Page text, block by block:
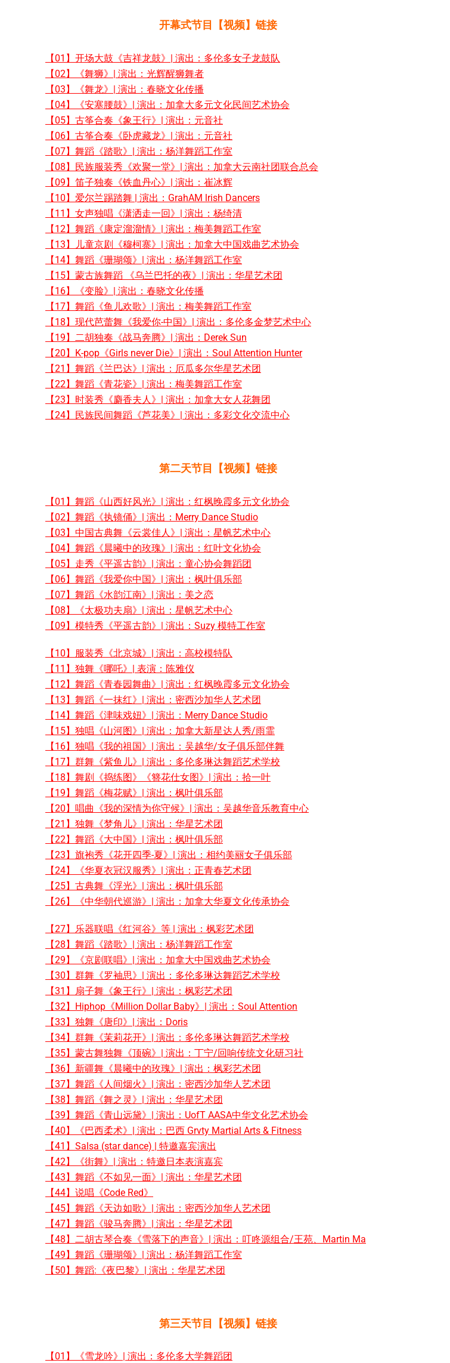
开幕式节目【视频】链接
【01】开场大鼓《吉祥龙鼓》| 演出：多伦多女子龙鼓队
【02】《舞狮》| 演出：光辉醒狮舞者
【03】《舞龙》| 演出：春晓文化传播
【04】《安塞腰鼓》| 演出：加拿大多元文化民间艺术协会
【05】古筝合奏《象王行》| 演出：元音社
【06】古筝合奏《卧虎藏龙》| 演出：元音社
【07】舞蹈《踏歌》| 演出：杨洋舞蹈工作室
【08】民族服装秀《欢聚一堂》| 演出：加拿大云南社团联合总会
【09】笛子独奏《铁血丹心》| 演出：崔冰辉
【10】爱尔兰踢踏舞 | 演出：GrahAM lrish Dancers
【11】女声独唱《潇洒走一回》| 演出：杨绮清
【12】舞蹈《康定溜溜情》| 演出：梅美舞蹈工作室
【13】儿童京剧《穆柯寨》| 演出：加拿大中国戏曲艺术协会
【14】舞蹈《珊瑚颂》| 演出：杨洋舞蹈工作室
【15】蒙古族舞蹈 《乌兰巴托的夜》| 演出：华星艺术团
【16】《变脸》| 演出：春晓文化传播
【17】舞蹈《鱼儿欢歌》| 演出：梅美舞蹈工作室
【18】现代芭蕾舞《我爱你-中国》| 演出：多伦多金梦艺术中心
【19】二胡独奏《战马奔腾》| 演出：Derek Sun
【20】K-pop《Girls never Die》| 演出：Soul Attention Hunter
【21】舞蹈《兰巴达》| 演出：厄瓜多尔华星艺术团
【22】舞蹈《青花瓷》| 演出：梅美舞蹈工作室
【23】时装秀《麝香夫人》| 演出：加拿大女人花舞团
【24】民族民间舞蹈《芦花美》| 演出：多彩文化交流中心
第二天节目【视频】链接
【01】舞蹈《山西好风光》| 演出：红枫晚霞多元文化协会
【02】舞蹈《执镜俑》| 演出：Merry Dance Studio
【03】中国古典舞《云裳佳人》| 演出：星帆艺术中心
【04】舞蹈《晨曦中的玫瑰》| 演出：红叶文化协会
【05】走秀《平遥古韵》| 演出：童心协会舞蹈团
【06】舞蹈《我爱你中国》| 演出：枫叶俱乐部
【07】舞蹈《水韵江南》| 演出：美之恋
【08】《太极功夫扇》| 演出：星帆艺术中心
【09】模特秀《平遥古韵》| 演出：Suzy 模特工作室
【10】服装秀《北京城》| 演出：高校模特队
【11】独舞《哪吒》| 表演：陈雅仪
【12】舞蹈《青春园舞曲》| 演出：红枫晚霞多元文化协会
【13】舞蹈《一抹红》| 演出：密西沙加华人艺术团
【14】舞蹈《津味戏妞》| 演出：Merry Dance Studio
【15】独唱《山河图》| 演出：加拿大新星达人秀/雨霏
【16】独唱《我的祖国》| 演出：吴越华/女子俱乐部伴舞
【17】群舞《紫鱼儿》| 演出：多伦多琳达舞蹈艺术学校
【18】舞剧《捣练图》《簪花仕女图》| 演出：拾一叶
【19】舞蹈《梅花赋》| 演出：枫叶俱乐部
【20】唱曲《我的深情为你守候》| 演出：吴越华音乐教育中心
【21】独舞《梦角儿》| 演出：华星艺术团
【22】舞蹈《大中国》| 演出：枫叶俱乐部
【23】旗袍秀《花开四季-夏》| 演出：相约美丽女子俱乐部
【24】《华夏衣冠汉服秀》| 演出：正青春艺术团
【25】古典舞《浮光》| 演出：枫叶俱乐部
【26】《中华朝代巡游》| 演出：加拿大华夏文化传承协会
【27】乐器联唱《红河谷》等 | 演出：枫彩艺术团
【28】舞蹈《踏歌》| 演出：杨洋舞蹈工作室
【29】《京剧联唱》| 演出：加拿大中国戏曲艺术协会
【30】群舞《罗袖思》| 演出：多伦多琳达舞蹈艺术学校
【31】扇子舞《象王行》| 演出：枫彩艺术团
【32】Hiphop《Million Dollar Baby》| 演出：Soul Attention
【33】独舞《唐印》| 演出：Doris
【34】群舞《茉莉花开》| 演出：多伦多琳达舞蹈艺术学校
【35】蒙古舞独舞《顶碗》| 演出：丁宁/回响传统文化研习社
【36】新疆舞《晨曦中的玫瑰》| 演出：枫彩艺术团
【37】舞蹈《人间烟火》| 演出：密西沙加华人艺术团
【38】舞蹈《舞之灵》| 演出：华星艺术团
【39】舞蹈《青山远黛》| 演出：UofT AASA中华文化艺术协会
【40】《巴西柔术》| 演出：巴西 Grvty Martial Arts & Fitness
【41】Salsa (star dance) | 特邀嘉宾演出
【42】《街舞》| 演出：特邀日本表演嘉宾
【43】舞蹈《不如见一面》| 演出：华星艺术团
【44】说唱《Code Red》
【45】舞蹈《天边如歌》| 演出：密西沙加华人艺术团
【47】舞蹈《骏马奔腾》| 演出：华星艺术团
【48】二胡古琴合奏《雪落下的声音》| 演出：叮咚源组合/王苑、Martin Ma
【49】舞蹈《珊瑚颂》| 演出：杨洋舞蹈工作室
【50】舞蹈:《夜巴黎》| 演出：华星艺术团
第三天节目【视频】链接
【01】《雪龙吟》| 演出：多伦多大学舞蹈团